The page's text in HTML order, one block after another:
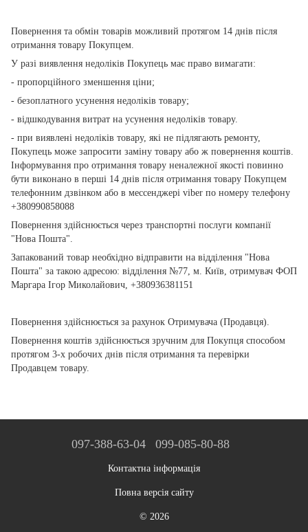
Повернення та обмін товарів можливий протягом 14 днів після
отримання товару Покупцем.
У разі виявлення недоліків Покупець має право вимагати:
- пропорційного зменшення ціни;
- безоплатного усунення недоліків товару;
- відшкодування витрат на усунення недоліків товару.
- при виявлені недоліків товару, які не підлягають ремонту,
Покупець може запросити заміну товару або ж повернення коштів.
Інформування про отримання товару неналежної якості повинно
бути виконано в перші 14 днів після отримання товару Покупцем
телефонним дзвінком або в мессенджері viber по номеру телефону
+380990858088
Повернення здійснюється через транспортні послуги компанії
"Нова Пошта".
Запакований товар необхідно відправити на відділення "Нова
Пошта" за такою адресою: відділення №77, м. Київ, отримувач ФОП
Маргара Ігор Миколайович, +380936381151
Повернення здійснюється за рахунок Отримувача (Продавця).
Повернення коштів здійснюється зручним для Покупця способом
протягом 3-х робочих днів після отримання та перевірки
Продавцем товару.
097-388-63-04 099-085-80-88
Контактна інформація
Повна версія сайту
© 2026